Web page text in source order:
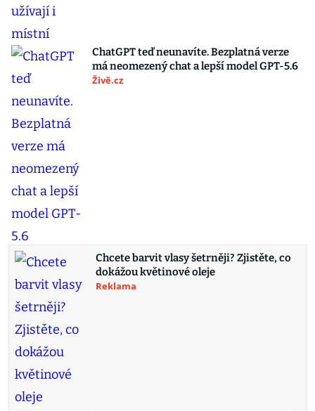
ChatGPT teď neunavíte. Bezplatná verze
má neomezený chat a lepší model GPT-5.6
Živě.cz
Chcete barvit vlasy šetrněji? Zjistěte, co
dokážou květinové oleje
Reklama